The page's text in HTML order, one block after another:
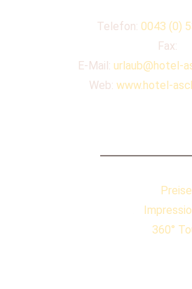
Telefon: 0043 (0)
Fax:
E-Mail: urlaub@hotel-
Web: www.hotel-
Preise
360°